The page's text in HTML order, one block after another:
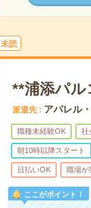
未読
**浦添パル
派遣先 アパレル
職種未経験OK 社
朝10時以降スタート
日払いOK 職場が
ここがポイント！